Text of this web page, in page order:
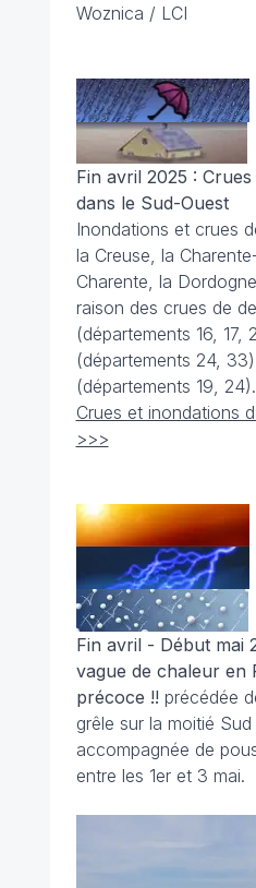
Woznica / LCI
Fin avril 2025 :
dans le Sud-Ouest
Inondations et crues
la Creuse, la
Charente, la
raison des crues de
(départements 16, 17,
(départements 24,
(départements 19, 24).
Crues et inondations
>>>
Fin avril - Début mai
vague de chaleur en
précoce !! précédée
grêle sur la moitié
accompagnée de
entre les 1er et 3 mai.